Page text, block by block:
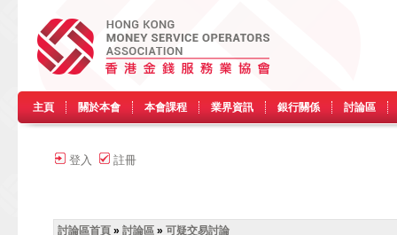
主頁 關於本會 本會課程 業界資訊 銀行關係 討論區
登入 註冊
討論區首頁 » 討論區 » 可疑交易討論